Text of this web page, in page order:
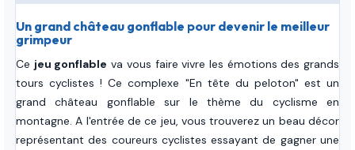
Un grand château gonflable pour devenir le meilleur
grimpeur
Ce jeu gonflable va vous faire vivre les émotions des grands
tours cyclistes ! Ce complexe "En tête du peloton" est un
grand château gonflable sur le thème du cyclisme en
montagne. A l'entrée de ce jeu, vous trouverez un beau décor
représentant des coureurs cyclistes essayant de gagner une